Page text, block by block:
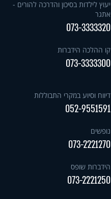
יעוץ לילדות בסיכון והדרכה להורים -
אתגר
073-3333320
קו ההלכה הידברות
073-3333300
דיווח וסיוע במקרי התבוללות
052-9551591
נופשים
073-2221270
הידברות שופס
073-2221250